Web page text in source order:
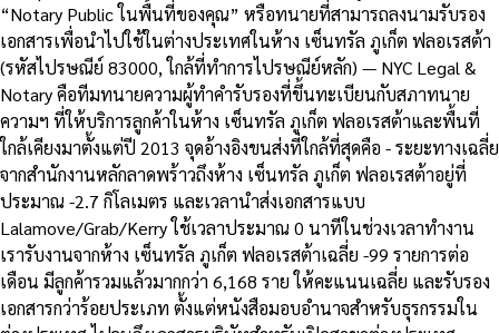
“Notary Public ในพื้นที่ของคุณ” หรือทนายที่สามารถลงนามรับรอง
เอกสารเพื่อนำไปใช้ในต่างประเทศในห้าง เซ็นทรัล ภูเก็ต ฟลอเรสต้า
(รหัสไปรษณีย์ 83000, ใกล้ที่ทำการไปรษณีย์หลัก) — NYC Legal &
Notary คือทีมทนายความผู้ทำคำรับรองที่ขึ้นทะเบียนกับสภาทนาย
ความฯ ที่ให้บริการลูกค้าในห้าง เซ็นทรัล ภูเก็ต ฟลอเรสต้าและพื้นที่
ใกล้เคียงมาตั้งแต่ปี 2013 จุดอ้างอิงขนส่งที่ใกล้ที่สุดคือ - ระยะทางเฉลี่ย
จากสำนักงานหลักลาดพร้าวถึงห้าง เซ็นทรัล ภูเก็ต ฟลอเรสต้าอยู่ที่
ประมาณ -2.7 กิโลเมตร และเวลานำส่งเอกสารแบบ
Lalamove/Grab/Kerry ใช้เวลาประมาณ 0 นาทีในช่วงเวลาทำงาน
เรารับงานจากห้าง เซ็นทรัล ภูเก็ต ฟลอเรสต้าเฉลี่ย -99 รายการต่อ
เดือน มีลูกค้ารวมแล้วมากกว่า 6,168 ราย ให้คะแนนเฉลี่ย และรับรอง
เอกสารกว่าร้อยประเภท ตั้งแต่หนังสือมอบอำนาจสำหรับธุรกรรมใน